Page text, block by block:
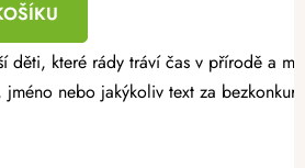
děti, které rády tráví čas v přírodě a
nebo jakýkoliv text za